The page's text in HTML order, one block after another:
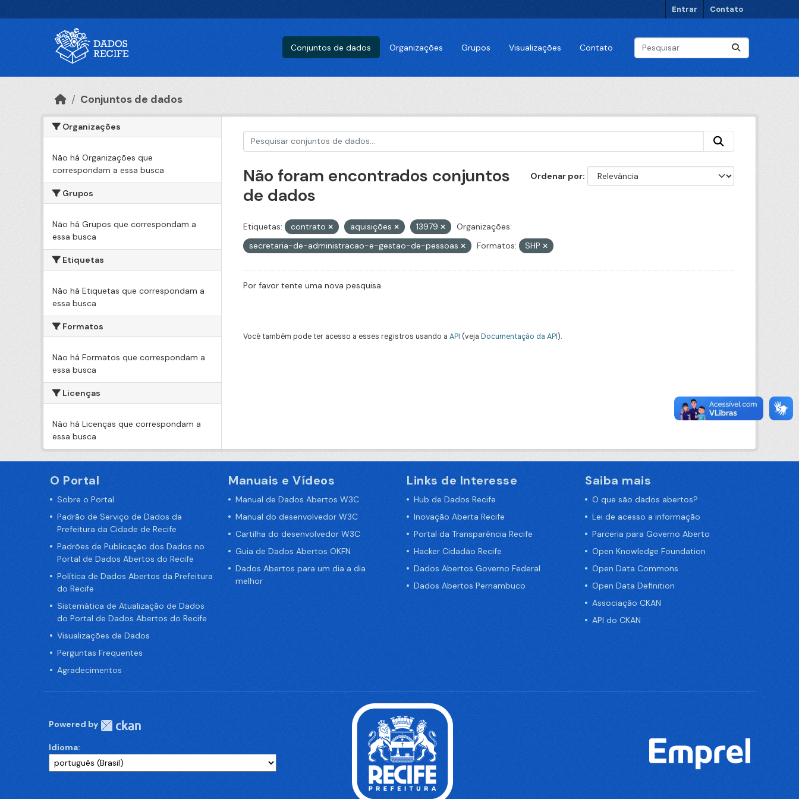
Entrar Contato
Conjuntos de dados Organizações Grupos Visualizações Contato
Conjuntos de dados
Organizações
Não há Organizações que
correspondam a essa busca
Grupos
Não há Grupos que correspondam a
essa busca
Etiquetas
Não há Etiquetas que correspondam a
essa busca
Formatos
Não há Formatos que correspondam a
essa busca
Licenças
Não há Licenças que correspondam a
essa busca
Ordenar por
Não foram encontrados conjuntos
de dados
Etiquetas: contrato aquisições 13979
Organizações:
secretaria-de-administracao-e-gestao-de-pessoas
Formatos: SHP
Por favor tente uma nova pesquisa.
Você também pode ter acesso a esses registros usando a API (veja Documentação da API).
O Portal
Sobre o Portal
Padrão de Serviço de Dados da
Prefeitura da Cidade de Recife
Padrões de Publicação dos Dados no
Portal de Dados Abertos do Recife
Política de Dados Abertos da Prefeitura
do Recife
Sistemática de Atualização de Dados
do Portal de Dados Abertos do Recife
Visualizações de Dados
Perguntas Frequentes
Agradecimentos
Manuais e Vídeos
Manual de Dados Abertos W3C
Manual do desenvolvedor W3C
Cartilha do desenvolvedor W3C
Guia de Dados Abertos OKFN
Dados Abertos para um dia a dia
melhor
Links de Interesse
Hub de Dados Recife
Inovação Aberta Recife
Portal da Transparência Recife
Hacker Cidadão Recife
Dados Abertos Governo Federal
Dados Abertos Pernambuco
Saiba mais
O que são dados abertos?
Lei de acesso a informação
Parceria para Governo Aberto
Open Knowledge Foundation
Open Data Commons
Open Data Definition
Associação CKAN
API do CKAN
Powered by
Idioma